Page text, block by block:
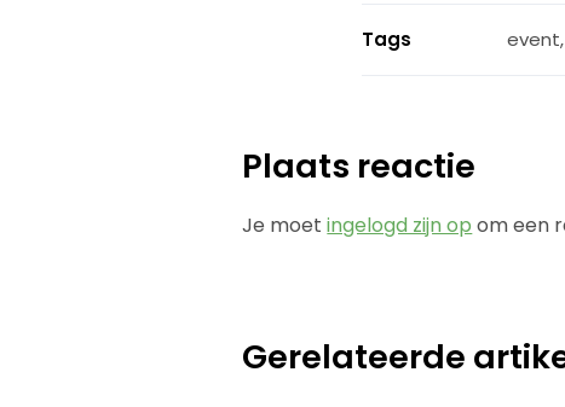
Tags event,
Plaats reactie
Je moetingelogd zijn op om een
Gerelateerde